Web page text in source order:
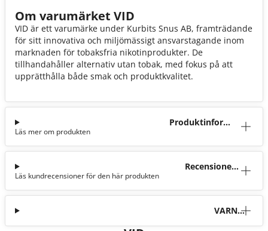
Om varumärket VID
VID är ett varumärke under Kurbits Snus AB, framträdande
för sitt innovativa och miljömässigt ansvarstagande inom
marknaden för tobaksfria nikotinprodukter. De
tillhandahåller alternativ utan tobak, med fokus på att
upprätthålla både smak och produktkvalitet.
Produktinforma
Läs mer om produkten
Recensioner
Läs kundrecensioner för den här produkten
VARNI